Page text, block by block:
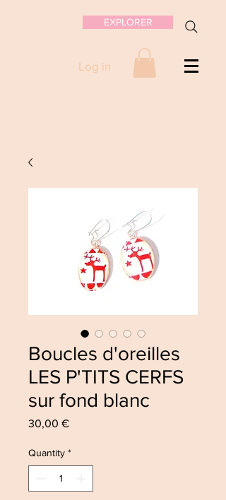
EXPLORER
Log in
Boucles d'oreilles
LES P'TITS CERFS
sur fond blanc
30,00 €Price
Quantity *